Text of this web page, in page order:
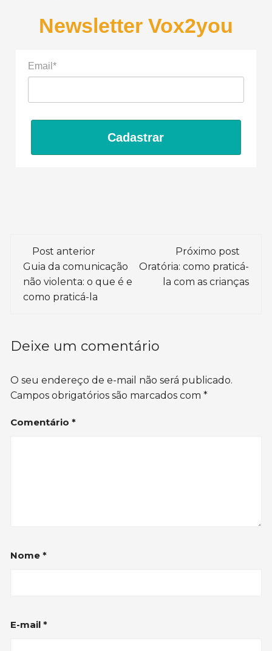
Newsletter Vox2you
Email*
Cadastrar
Navegação
de
post
Post anterior
Guia da comunicação
não violenta: o que é e
como praticá-la
Próximo post
Oratória: como praticá-
la com as crianças
Deixe um comentário
O seu endereço de e-mail não será publicado.
Campos obrigatórios são marcados com*
Comentário*
Nome*
E-mail*